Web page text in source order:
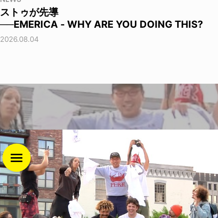
ストゥが先導
──EMERICA - WHY ARE YOU DOING THIS?
2026.08.04